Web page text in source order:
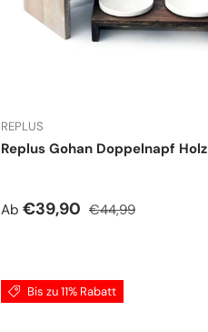
REPLUS
Replus Gohan Doppelnapf Holz
Verkaufspreis
Ab €39,90 Normaler Preis
€44,99
Bis zu 11% Rabatt